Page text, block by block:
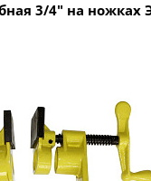
3/4" на ножках